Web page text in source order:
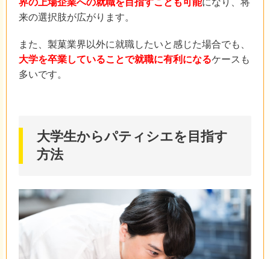
界の上場企業への就職を目指すことも可能になり、将
来の選択肢が広がります。
また、製菓業界以外に就職したいと感じた場合でも、
大学を卒業していることで就職に有利になるケースも
多いです。
大学生からパティシエを目指す
方法